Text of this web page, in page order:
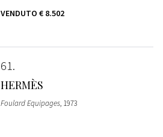
VENDUTO € 8.502
61
HERMÈS
Foulard Equipages, 1973